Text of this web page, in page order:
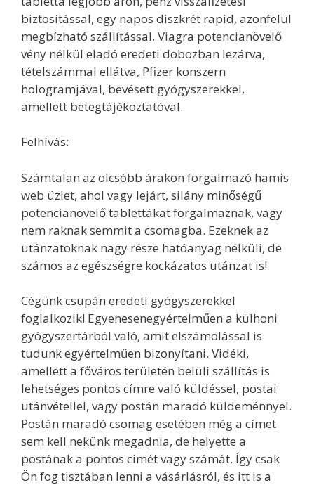
biztosítással, egy napos diszkrét rapid, azonfelül
megbízható szállítással. Viagra potencianövelő
vény nélkül eladó eredeti dobozban lezárva,
tételszámmal ellátva, Pfizer konszern
hologramjával, bevésett gyógyszerekkel,
amellett betegtájékoztatóval.
Felhívás:
Számtalan az olcsóbb árakon forgalmazó hamis
web üzlet, ahol vagy lejárt, silány minőségű
potencianövelő tablettákat forgalmaznak, vagy
nem raknak semmit a csomagba. Ezeknek az
utánzatoknak nagy része hatóanyag nélküli, de
számos az egészségre kockázatos utánzat is!
Cégünk csupán eredeti gyógyszerekkel
foglalkozik! Egyenesenegyértelműen a külhoni
gyógyszertárból való, amit elszámolással is
tudunk egyértelműen bizonyítani. Vidéki,
amellett a főváros területén belüli szállítás is
lehetséges pontos címre való küldéssel, postai
utánvétellel, vagy postán maradó küldeménnyel.
Postán maradó csomag esetében még a címet
sem kell nekünk megadnia, de helyette a
postának a pontos címét vagy számát. Így csak
Ön fog tisztában lenni a vásárlásról, és itt is a